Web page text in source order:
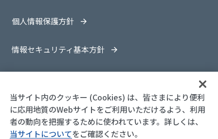
個人情報保護方針
情報セキュリティ基本方針
© 1997-2026 OYO Corporation
当サイト内のクッキー (Cookies) は、皆さまにより便利
に応用地質のWebサイトをご利用いただけるよう、利用
者の動向を把握するために使われています。詳しくは、
当サイトについてをご確認ください。